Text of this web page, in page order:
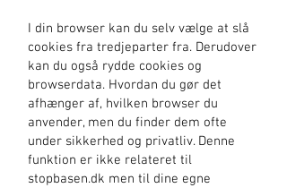
I din browser kan du selv vælge at slå
cookies fra tredjeparter fra. Derudover
kan du også rydde cookies og
browserdata. Hvordan du gør det
afhænger af, hvilken browser du
anvender, men du finder dem ofte
under sikkerhed og privatliv. Denne
funktion er ikke relateret til
stopbasen.dk men til dine egne